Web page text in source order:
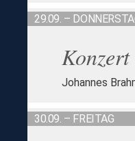
29.09. –
Johannes
30.09. – FREITAG